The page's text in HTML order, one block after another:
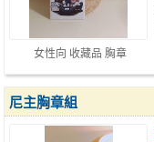
女性向 收藏品 胸章
尼主胸章組